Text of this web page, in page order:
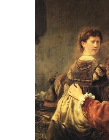
Clubkalender
Informatie
Bestuur
- Historie
Reglementen
Privacyverklaring
Commissies
Polderbok
Prijzen
Bijzondere Leden